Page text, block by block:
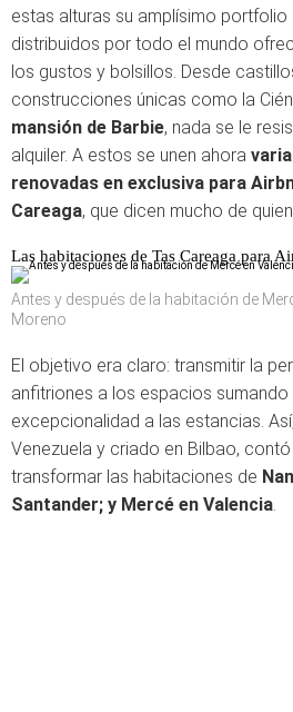
estas alturas su amplísimo
distribuidos por todo el mundo
los gustos y bolsillos. Desde
construcciones únicas como la
mansión de Barbie, nada se le
alquiler. A estos se unen ahora
renovadas en exclusiva para
Careaga, que dicen mucho de
Las habitaciones de Tas Careaga para
Antes y después de la habitación de
Moreno
El objetivo era claro: transmitir la
anfitriones a los espacios sumando
excepcionalidad a las estancias.
Venezuela y criado en Bilbao,
transformar las habitaciones de
Santander; y Mercé en Valencia.